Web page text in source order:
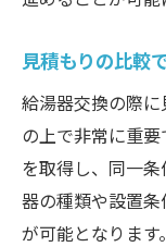
安心で快適
家庭全
日常生
異常時
必要に
環境へ
見積もりの比較
給湯器交換の際
の上で非常に重
を取得し、同一
器の種類や設置
が可能となりま